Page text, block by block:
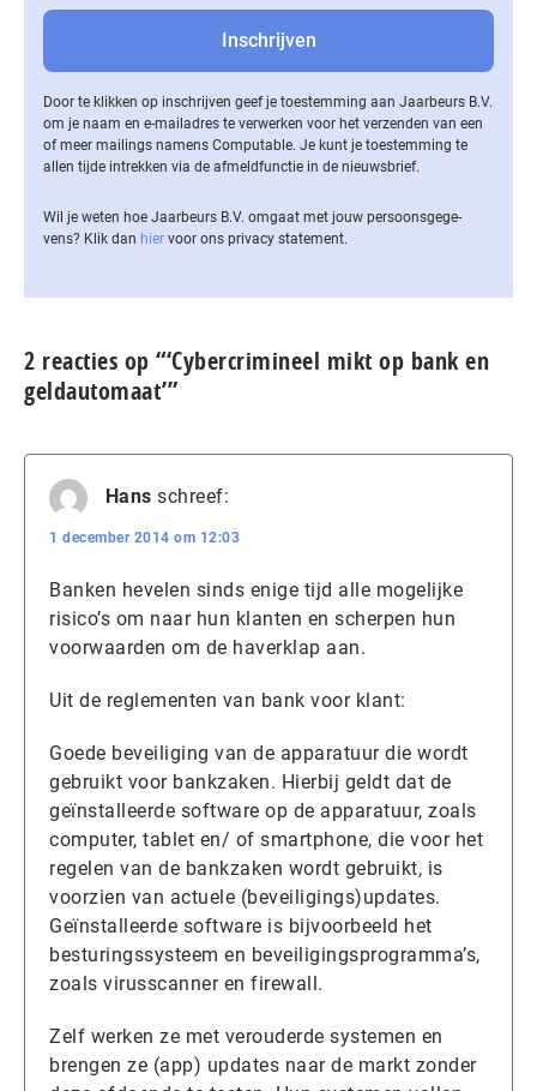
Door te klikken op inschrijven geef je toestemming aan Jaarbeurs B.V.
om je naam en e-mailadres te verwerken voor het verzenden van een
of meer mailings namens Computable. Je kunt je toestemming te
allen tijde intrekken via de af­meld­func­tie in de nieuwsbrief.
Wil je weten hoe Jaarbeurs B.V. omgaat met jouw per­soons­ge­ge­
vens? Klik dan hier voor ons privacy statement.
2 reacties op “‘Cybercrimineel mikt op bank en
geldautomaat’”
Hans schreef:
1 december 2014 om 12:03
Banken hevelen sinds enige tijd alle mogelijke
risico’s om naar hun klanten en scherpen hun
voorwaarden om de haverklap aan.
Uit de reglementen van bank voor klant:
Goede beveiliging van de apparatuur die wordt
gebruikt voor bankzaken. Hierbij geldt dat de
geïnstalleerde software op de apparatuur, zoals
computer, tablet en/ of smartphone, die voor het
regelen van de bankzaken wordt gebruikt, is
voorzien van actuele (beveiligings)updates.
Geïnstalleerde software is bijvoorbeeld het
besturingssysteem en beveiligingsprogramma’s,
zoals virusscanner en firewall.
Zelf werken ze met verouderde systemen en
brengen ze (app) updates naar de markt zonder